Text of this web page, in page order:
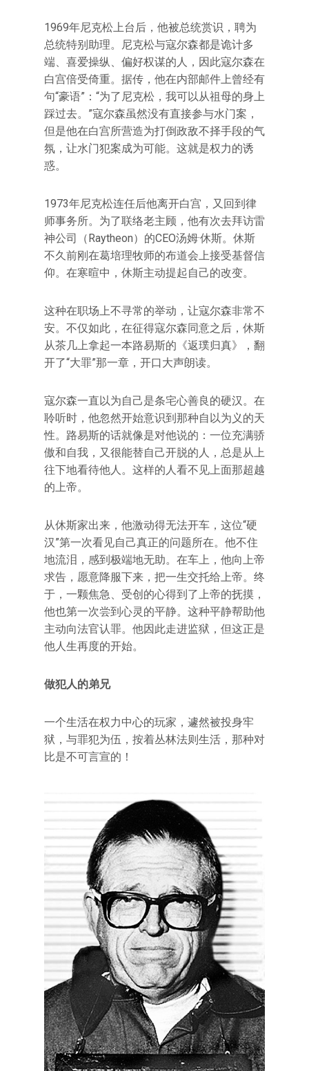
1969年尼克松上台后，他被总统赏识，聘为
总统特别助理。尼克松与寇尔森都是诡计多
端、喜爱操纵、偏好权谋的人，因此寇尔森在
白宫倍受倚重。据传，他在内部邮件上曾经有
句“豪语”：“为了尼克松，我可以从祖母的身上
踩过去。”寇尔森虽然没有直接参与水门案，
但是他在白宫所营造为打倒政敌不择手段的气
氛，让水门犯案成为可能。这就是权力的诱
惑。
1973年尼克松连任后他离开白宫，又回到律
师事务所。为了联络老主顾，他有次去拜访雷
神公司（Raytheon）的CEO汤姆·休斯。休斯
不久前刚在葛培理牧师的布道会上接受基督信
仰。在寒暄中，休斯主动提起自己的改变。
这种在职场上不寻常的举动，让寇尔森非常不
安。不仅如此，在征得寇尔森同意之后，休斯
从茶几上拿起一本路易斯的《返璞归真》，翻
开了“大罪”那一章，开口大声朗读。
寇尔森一直以为自己是条宅心善良的硬汉。在
聆听时，他忽然开始意识到那种自以为义的天
性。路易斯的话就像是对他说的：一位充满骄
傲和自我，又很能替自己开脱的人，总是从上
往下地看待他人。这样的人看不见上面那超越
的上帝。
从休斯家出来，他激动得无法开车，这位“硬
汉”第一次看见自己真正的问题所在。他不住
地流泪，感到极端地无助。在车上，他向上帝
求告，愿意降服下来，把一生交托给上帝。终
于，一颗焦急、受创的心得到了上帝的抚摸，
他也第一次尝到心灵的平静。这种平静帮助他
主动向法官认罪。他因此走进监狱，但这正是
他人生再度的开始。
做犯人的弟兄
一个生活在权力中心的玩家，遽然被投身牢
狱，与罪犯为伍，按着丛林法则生活，那种对
比是不可言宣的！